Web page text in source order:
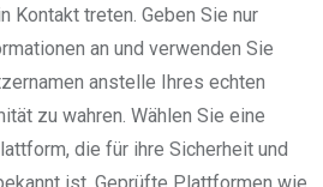
Kontakt treten. Geben Sie nur
an und verwenden Sie
anstelle Ihres echten
zu wahren. Wählen Sie eine
die für ihre Sicherheit und